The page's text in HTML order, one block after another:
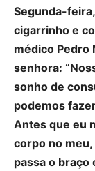
Segunda-
cigarrinho e
médico Pedro
senhora:
sonho de
podemos
Antes que eu
corpo no
passa o braço